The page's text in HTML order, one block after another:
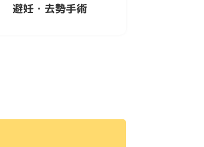
避妊・去勢手術